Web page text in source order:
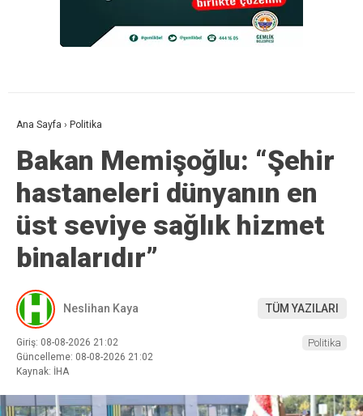
Ana Sayfa › Politika
Bakan Memişoğlu: “Şehir
hastaneleri dünyanın en
üst seviye sağlık hizmet
binalarıdır”
Neslihan Kaya TÜM YAZILARI
Giriş: 08-08-2026 21:02
Güncelleme: 08-08-2026 21:02
Kaynak: İHA
Politika